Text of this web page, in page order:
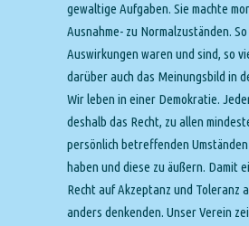
gewaltige Aufgaben. Sie machte
Ausnahme- zu Normalzuständen.
Auswirkungen waren und sind, so
darüber auch das Meinungsbild in
Wir leben in einer Demokratie.
deshalb das Recht, zu allen
persönlich betreffenden
haben und diese zu äußern. Damit
Recht auf Akzeptanz und Toleranz
anders denkenden. Unser Verein